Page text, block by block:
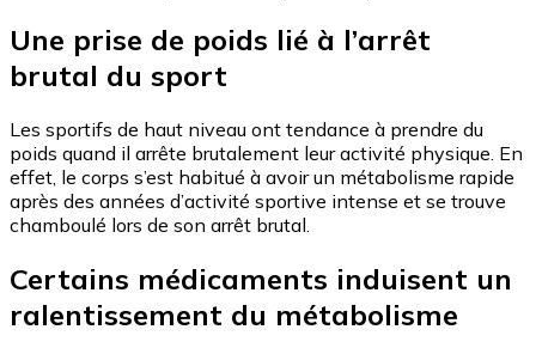
Une prise de poids lié à l’arrêt
brutal du sport
Les sportifs de haut niveau ont tendance à prendre du
poids quand il arrête brutalement leur activité physique. En
effet, le corps s’est habitué à avoir un métabolisme rapide
après des années d’activité sportive intense et se trouve
chamboulé lors de son arrêt brutal.
Certains médicaments induisent un
ralentissement du métabolisme